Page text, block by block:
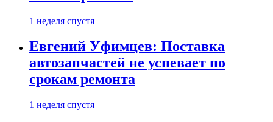
1 неделя спустя
Евгений Уфимцев: Поставка
автозапчастей не успевает по
срокам ремонта
1 неделя спустя